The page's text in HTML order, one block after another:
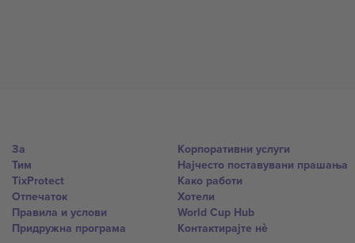
За
Тим
TixProtect
Отпечаток
Правила и услови
Придружна програма
Корпоративни услуги
Најчесто поставувани прашања
Како работи
Хотели
World Cup Hub
Контактирајте нѐ